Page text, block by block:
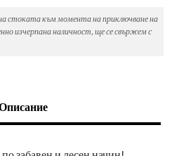
стоката към момента на приключване на
изчерпана наличност, ще се свържем с